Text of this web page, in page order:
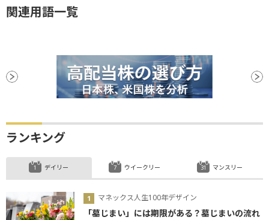
関連用語一覧
ランキング
デイリー
マネックス人生100年デザイン
「墓じまい」には期限がある？墓じまいの流れ
ウイークリー マンスリー